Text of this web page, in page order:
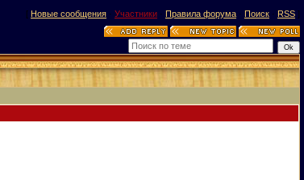
[ Новые сообщения · Участники · Правила форума · Поиск · RSS ]